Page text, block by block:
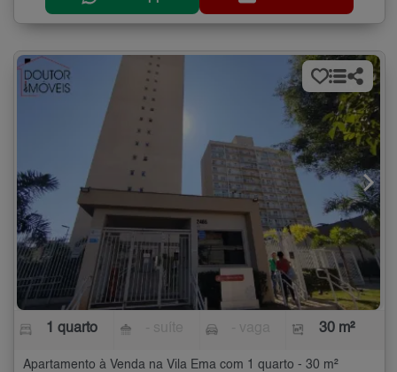
1 quarto 30 m²
Apartamento à Venda na Vila Ema com 1 quarto - 30 m²